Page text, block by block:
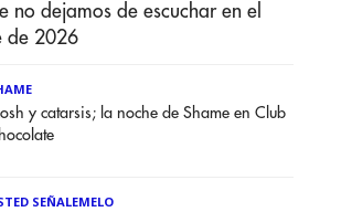
no dejamos de escuchar en el
de 2026
y catarsis; la noche de Shame en Club
SEÑALEMELO